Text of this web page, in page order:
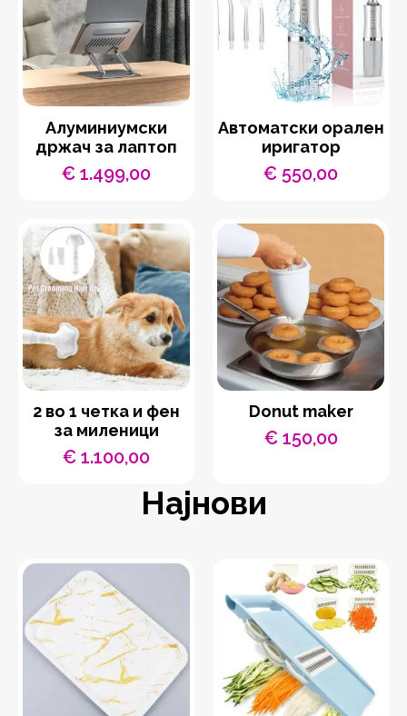
Aлуминиумски
држач за лаптоп
€ 1.499,00
Автоматски орален
иригатор
€ 550,00
2 во 1 четка и фен
за миленици
€ 1.100,00
Donut maker
€150,00
Најнови